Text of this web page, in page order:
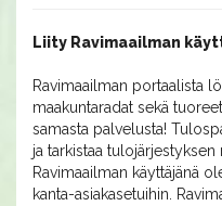
Liity Ravimaailman
Ravimaailman portaalista
maakuntaradat sekä
samasta palvelusta!
ja tarkistaa tulojärjestyksen
Ravimaailman käyttäjänä
kanta-asiakasetuihin.